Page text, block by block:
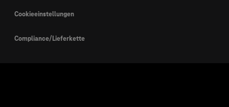
Cookieeinstellungen
Compliance/Lieferkette